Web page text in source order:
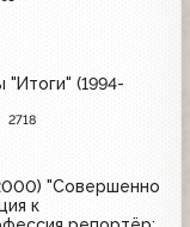
"Итоги" (1994-
2718
"Совершенно
к